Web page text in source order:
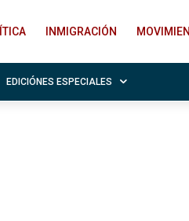
INMIGRACIÓN
EDICIÓNES ESPECIALES